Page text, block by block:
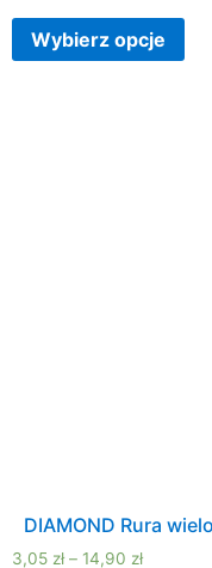
Wybierz opcje
DIAMOND Rura
3,05 zł – 14,90 zł